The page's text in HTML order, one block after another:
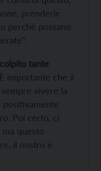
prenderle
perché possano
tante
importante che il
vivere la
positivamente
Poi certo, ci
questo
il nostro è